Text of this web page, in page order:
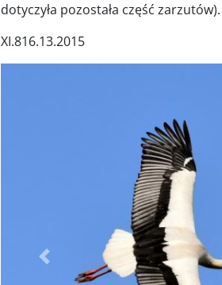
dotyczyła pozostała część zarzutów).
XI.816.13.2015
Poprzednie